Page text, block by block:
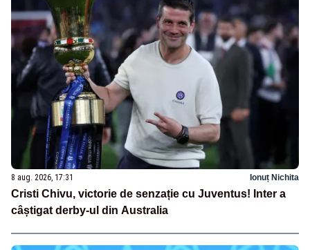
8 aug. 2026, 17:31 Ionuț Nichita
Cristi Chivu, victorie de senzație cu Juventus! Inter a
câștigat derby-ul din Australia